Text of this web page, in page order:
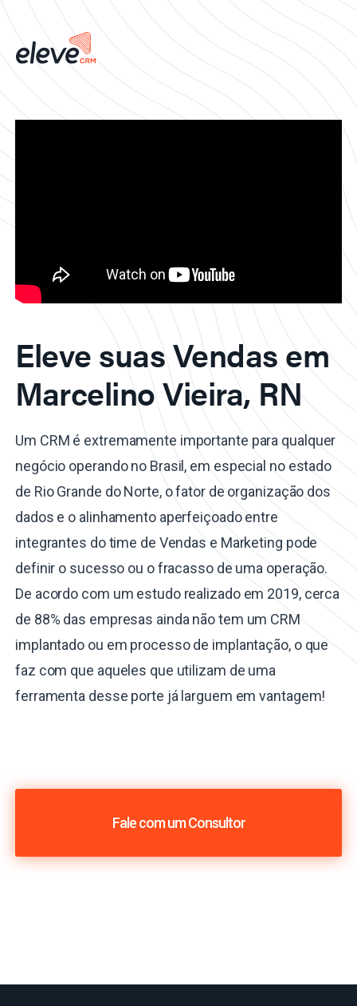
Eleve suas Vendas em
Marcelino Vieira, RN
Um CRM é extremamente importante para qualquer
negócio operando no Brasil, em especial no estado
de Rio Grande do Norte, o fator de organização dos
dados e o alinhamento aperfeiçoado entre
integrantes do time de Vendas e Marketing pode
definir o sucesso ou o fracasso de uma operação.
De acordo com um estudo realizado em 2019, cerca
de 88% das empresas ainda não tem um CRM
implantado ou em processo de implantação, o que
faz com que aqueles que utilizam de uma
ferramenta desse porte já larguem em vantagem!
Fale com um Consultor